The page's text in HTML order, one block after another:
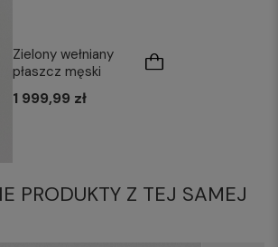
Zielony wełniany
płaszcz męski
1 999,99 zł
PRODUKTY Z TEJ SAMEJ